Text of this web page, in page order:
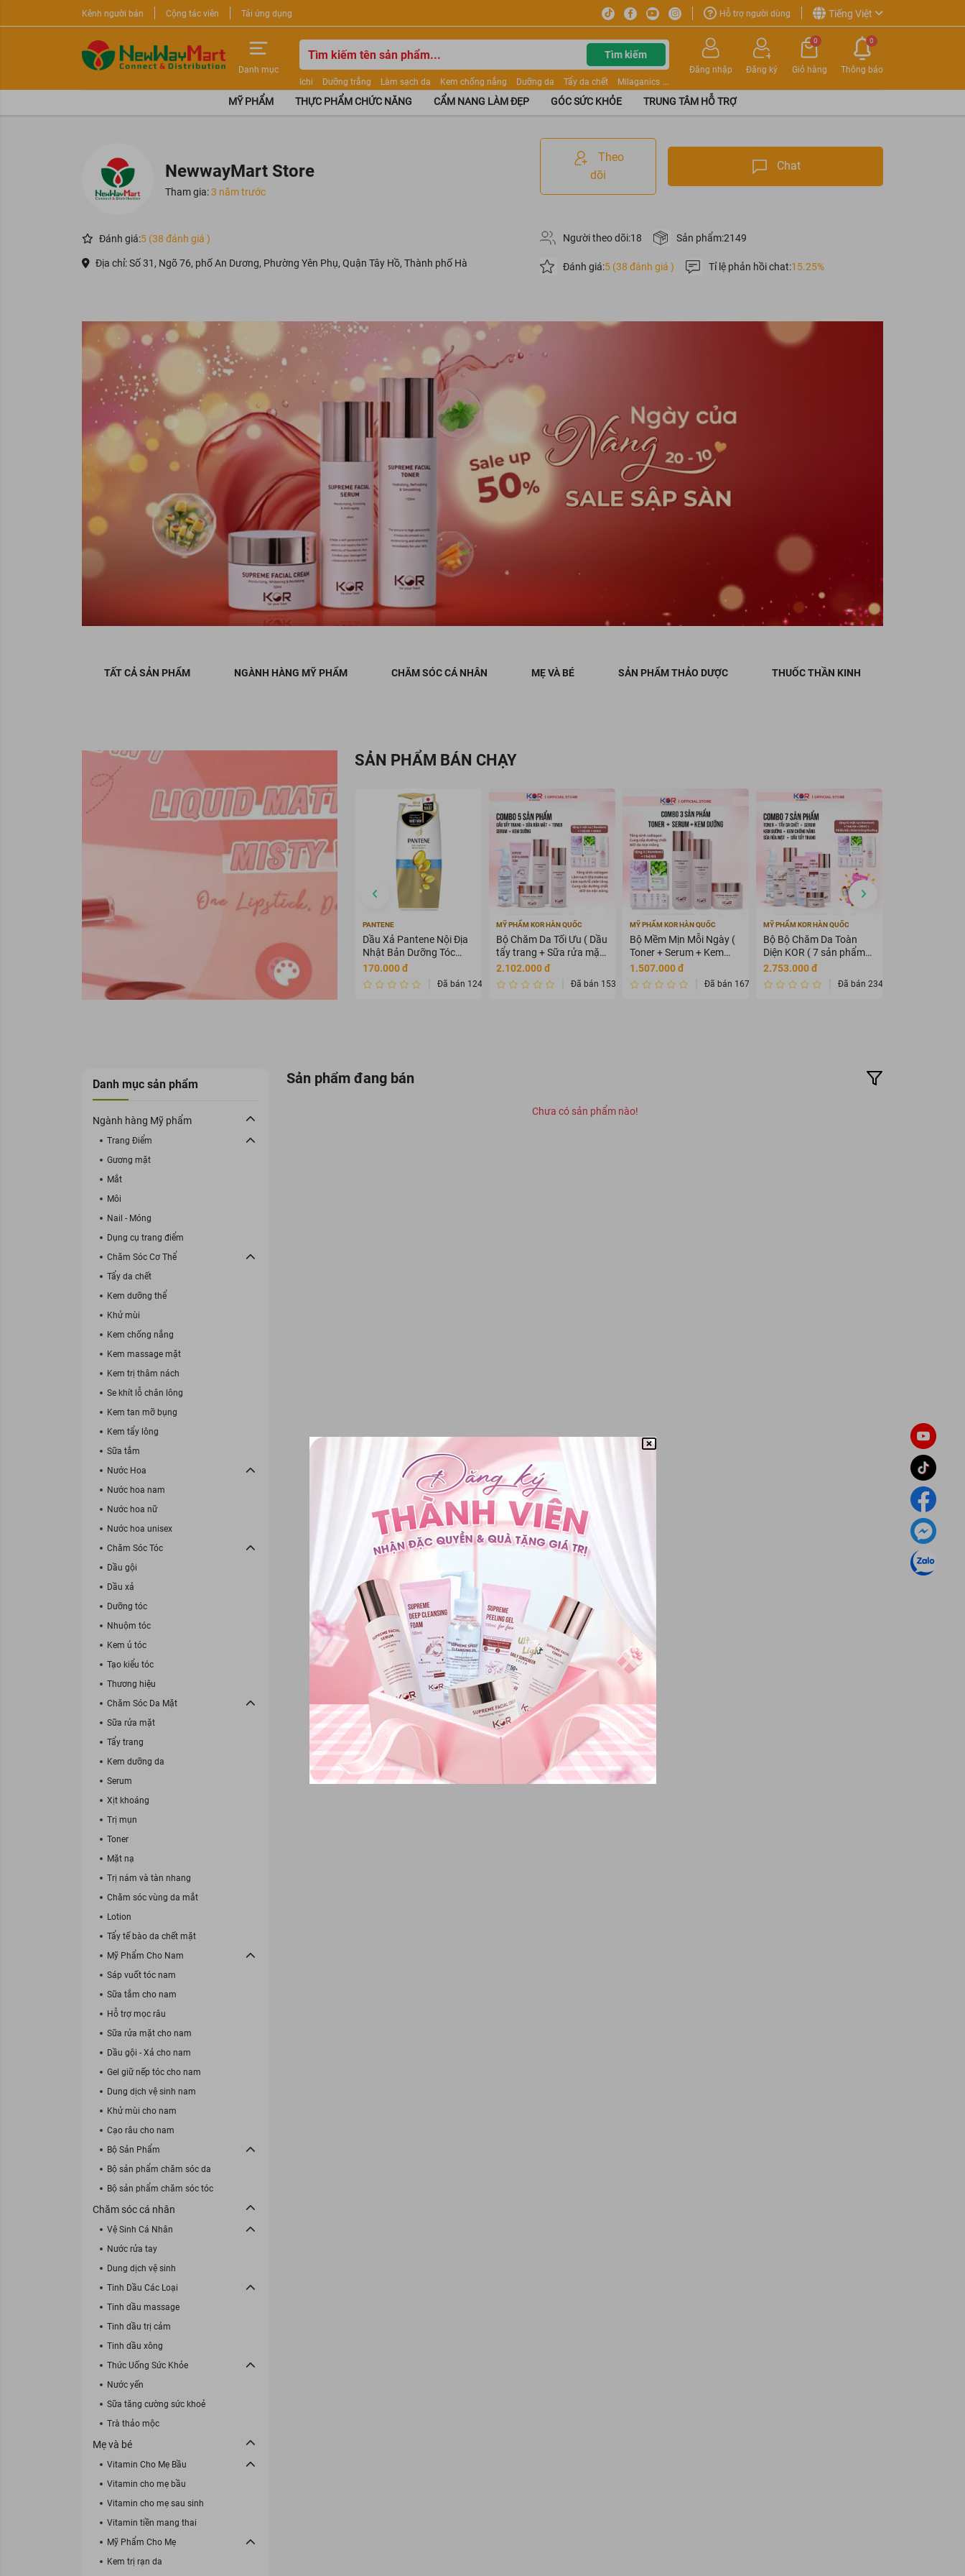
Kênh người bán Cộng tác viên Tải ứng dụng Hỗ trợ người dùng Tiếng Việt
Danh mục
Tìm kiếm
Ichi Dưỡng trắng Làm sạch da Kem chống nắng Dưỡng da Tẩy da chết
Milaganics
Nước tẩy trang
Kem trang điểm Dưỡng trắng Dior Mỹ phẩm Mặt nạ
Tinh chất
Sữa rửa mặt
Kem Mộc Qua
Đăng nhập Đăng ký
0
Giỏ hàng Thông báo
0
MỸ PHẨM THỰC PHẨM CHỨC NĂNG CẨM NANG LÀM ĐẸP GÓC SỨC KHỎE TRUNG TÂM HỖ TRỢ
NewwayMart Store
Tham gia:3 năm trước
Đánh giá:5 (38 đánh giá )
Địa chỉ: Số 31, Ngõ 76, phố An Dương, Phường Yên Phụ, Quận Tây Hồ, Thành phố Hà
Theo
dõi
Chat
Người theo dõi:18 Sản phẩm:2149
Đánh giá:5 (38 đánh giá ) Tỉ lệ phản hồi chat:15.25%
TẤT CẢ SẢN PHẨM NGÀNH HÀNG MỸ PHẨM CHĂM SÓC CÁ NHÂN MẸ VÀ BÉ SẢN PHẨM THẢO DƯỢC THUỐC THẦN KINH
SẢN PHẨM BÁN CHẠY
PANTENE
Dầu Xả Pantene Nội Địa
Nhật Bản Dưỡng Tóc
Mềm Mượt 400g
170.000 đ
Đã bán 124
MỸ PHẨM KOR HÀN QUỐC
Bộ Chăm Da Tối Ưu ( Dầu
tẩy trang + Sữa rửa mặt
+ Toner + Serum + Kem
dưỡng )
2.102.000 đ
Đã bán 1534232
MỸ PHẨM KOR HÀN QUỐC
Bộ Mềm Mịn Mỗi Ngày (
Toner + Serum + Kem
dưỡng )
1.507.000 đ
Đã bán 1678432
MỸ PHẨM KOR HÀN QUỐC
Bộ Bộ Chăm Da Toàn
Diện KOR ( 7 sản phẩm
KOR )
2.753.000 đ
Đã bán 2345675
Danh mục sản phẩm
Ngành hàng Mỹ phẩm
Trang Điểm
Gương mặt
Mắt
Môi
Nail - Móng
Dụng cụ trang điểm
Chăm Sóc Cơ Thể
Tẩy da chết
Kem dưỡng thể
Khử mùi
Kem chống nắng
Kem massage mặt
Kem trị thâm nách
Se khít lỗ chân lông
Kem tan mỡ bụng
Kem tẩy lông
Sữa tắm
Nước Hoa
Nước hoa nam
Nước hoa nữ
Nước hoa unisex
Chăm Sóc Tóc
Dầu gội
Dầu xả
Dưỡng tóc
Nhuộm tóc
Kem ủ tóc
Tạo kiểu tóc
Thương hiệu
Chăm Sóc Da Mặt
Sữa rửa mặt
Tẩy trang
Kem dưỡng da
Serum
Xịt khoáng
Trị mụn
Toner
Mặt nạ
Trị nám và tàn nhang
Chăm sóc vùng da mắt
Lotion
Tẩy tế bào da chết mặt
Mỹ Phẩm Cho Nam
Sáp vuốt tóc nam
Sữa tắm cho nam
Hỗ trợ mọc râu
Sữa rửa mặt cho nam
Dầu gội - Xả cho nam
Gel giữ nếp tóc cho nam
Dung dịch vệ sinh nam
Khử mùi cho nam
Cạo râu cho nam
Bộ Sản Phẩm
Bộ sản phẩm chăm sóc da
Bộ sản phẩm chăm sóc tóc
Chăm sóc cá nhân
Vệ Sinh Cá Nhân
Nước rửa tay
Dung dịch vệ sinh
Tinh Dầu Các Loại
Tinh dầu massage
Tinh dầu trị cảm
Tinh dầu xông
Thức Uống Sức Khỏe
Nước yến
Sữa tăng cường sức khoẻ
Trà thảo mộc
Mẹ và bé
Vitamin Cho Mẹ Bầu
Vitamin cho mẹ bầu
Vitamin cho mẹ sau sinh
Vitamin tiền mang thai
Mỹ Phẩm Cho Mẹ
Kem trị rạn da
Sản phẩm đang bán
Chưa có sản phẩm nào!